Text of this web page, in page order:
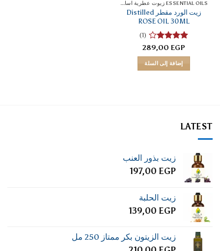
ESSENTIAL OILS زيوت عطرية اساسية
زيت الورد مقطر Distilled
ROSE OIL 30ML
تم
من 5
(1)
289,00 EGP
إضافة إلى السلة
LATEST
زيت بذور العنب
197,00 EGP
زيت الحلبة
139,00 EGP
زيت الزيتون بكر ممتاز 250 مل